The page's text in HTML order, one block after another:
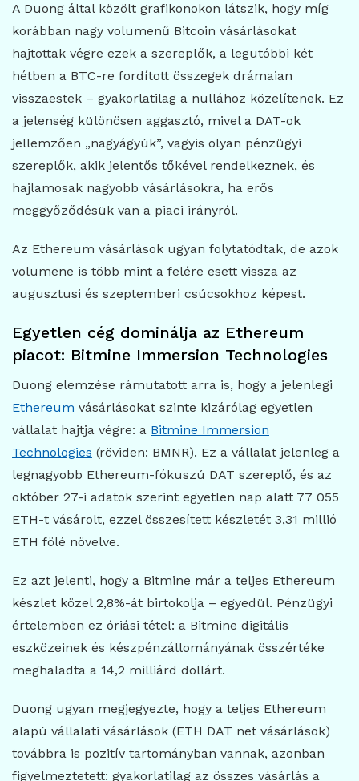
A Duong által közölt grafikonokon látszik, hogy míg
korábban nagy volumenű Bitcoin vásárlásokat
hajtottak végre ezek a szereplők, a legutóbbi két
hétben a BTC-re fordított összegek drámaian
visszaestek – gyakorlatilag a nullához közelítenek. Ez
a jelenség különösen aggasztó, mivel a DAT-ok
jellemzően „nagyágyúk”, vagyis olyan pénzügyi
szereplők, akik jelentős tőkével rendelkeznek, és
hajlamosak nagyobb vásárlásokra, ha erős
meggyőződésük van a piaci irányról.
Az Ethereum vásárlások ugyan folytatódtak, de azok
volumene is több mint a felére esett vissza az
augusztusi és szeptemberi csúcsokhoz képest.
Egyetlen cég dominálja az Ethereum
piacot: Bitmine Immersion Technologies
Duong elemzése rámutatott arra is, hogy a jelenlegi
Ethereum vásárlásokat szinte kizárólag egyetlen
vállalat hajtja végre: a Bitmine Immersion
Technologies (röviden: BMNR). Ez a vállalat jelenleg a
legnagyobb Ethereum-fókuszú DAT szereplő, és az
október 27-i adatok szerint egyetlen nap alatt 77 055
ETH-t vásárolt, ezzel összesített készletét 3,31 millió
ETH fölé növelve.
Ez azt jelenti, hogy a Bitmine már a teljes Ethereum
készlet közel 2,8%-át birtokolja – egyedül. Pénzügyi
értelemben ez óriási tétel: a Bitmine digitális
eszközeinek és készpénzállományának összértéke
meghaladta a 14,2 milliárd dollárt.
Duong ugyan megjegyezte, hogy a teljes Ethereum
alapú vállalati vásárlások (ETH DAT net vásárlások)
továbbra is pozitív tartományban vannak, azonban
figyelmeztetett: gyakorlatilag az összes vásárlás a